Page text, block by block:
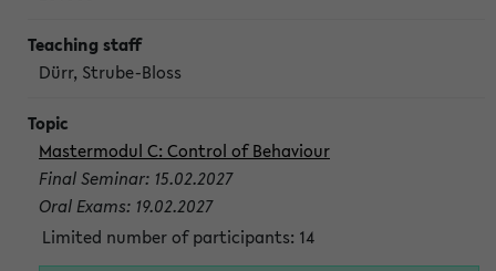
Dürr, Strube-Bloss
Mastermodul C: Control of Behaviour
Final Seminar: 15.02.2027
Oral Exams: 19.02.2027
Limited number of participants: 14